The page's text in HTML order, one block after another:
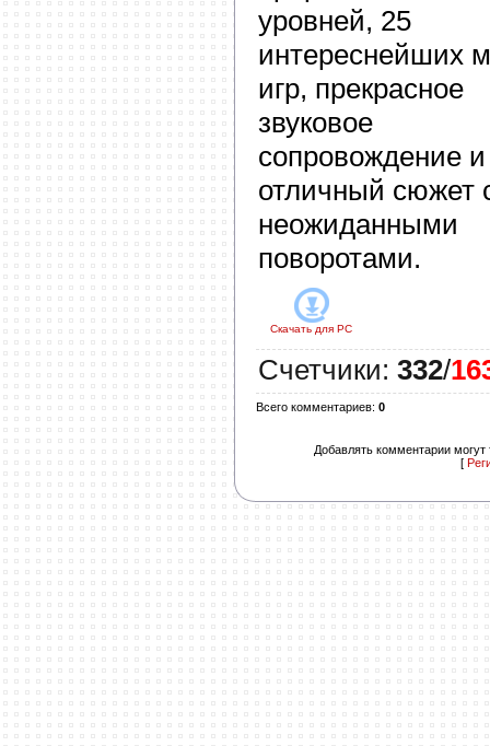
уровней, 25
интереснейших
игр, прекрасное
звуковое
сопровождение и
отличный сюжет
неожиданными
поворотами.
Скачать для PC
Счетчики: 332/
Всего комментариев: 0
Добавлять комментарии могут
[